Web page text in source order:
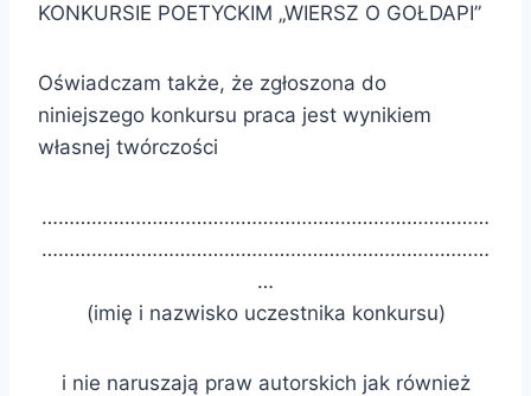
KONKURSIE POETYCKIM „WIERSZ O GOŁDAPI”
Oświadczam także, że zgłoszona do
niniejszego konkursu praca jest wynikiem
własnej twórczości
………………………………………………………………………
………………………………………………………………………
…
(imię i nazwisko uczestnika konkursu)
i nie naruszają praw autorskich jak również